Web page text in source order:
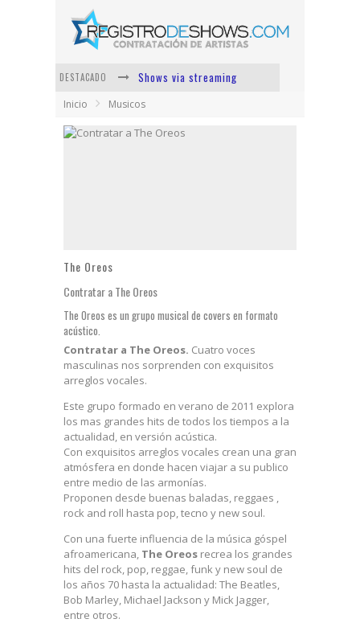
DESTACADO
Shows via streaming
Lit Killah
Nicki Nicole
Inicio Musicos
The Oreos
Contratar a The Oreos
The Oreos es un grupo musical de covers en formato
acústico.
Contratar a The Oreos. Cuatro voces
masculinas nos sorprenden con exquisitos
arreglos vocales.
Este grupo formado en verano de 2011 explora
los mas grandes hits de todos los tiempos a la
actualidad, en versión acústica.
Con exquisitos arreglos vocales crean una gran
atmósfera en donde hacen viajar a su publico
entre medio de las armonías.
Proponen desde buenas baladas, reggaes ,
rock and roll hasta pop, tecno y new soul.
Con una fuerte influencia de la música góspel
afroamericana, The Oreos recrea los grandes
hits del rock, pop, reggae, funk y new soul de
los años 70 hasta la actualidad: The Beatles,
Bob Marley, Michael Jackson y Mick Jagger,
entre otros.